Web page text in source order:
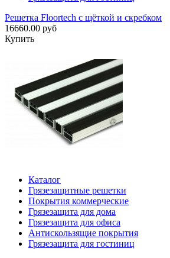
Решетка Floortech с щёткой и скребком
16660.00 руб
Купить
Каталог
Грязезащитные решетки
Покрытия коммерческие
Грязезащита для дома
Грязезащита для офиса
Антискользящие покрытия
Грязезащита для гостиниц